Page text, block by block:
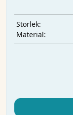
Storlek:
Material: